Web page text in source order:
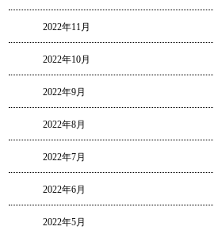
2022年11月
2022年10月
2022年9月
2022年8月
2022年7月
2022年6月
2022年5月